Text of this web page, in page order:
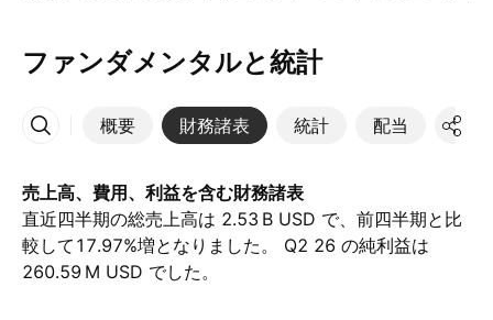
ファンダメンタルと統計
概要 財務諸表 統計 配当 決算
その他
売上高、費用、利益を含む財務諸表
直近四半期の総売上高は ‪2.53 B‬ USD で、前四半期と比
較して17.97%増となりました。 Q2 26 の純利益は
‪260.59 M‬ USD でした。